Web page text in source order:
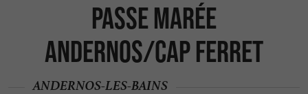
Passe Marée
Andernos/Cap Ferret
ANDERNOS-LES-BAINS